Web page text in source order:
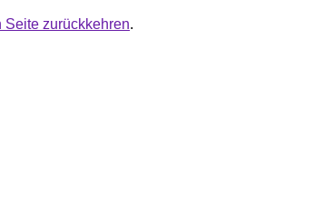
Seite zurückkehren.